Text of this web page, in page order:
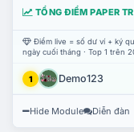
TỔNG ĐIỂM PAPER
Điểm live = số dư ví + ký
ngày cuối tháng · Top 1 trên
1 Demo123
Hide Module Diễn đàn